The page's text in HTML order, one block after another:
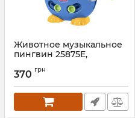
Животное музыкальное
пингвин 25875E,
Артикул:
370 грн